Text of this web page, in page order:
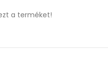
a terméket!